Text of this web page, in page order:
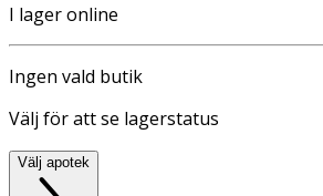
I lager online
Ingen vald butik
Välj för att se lagerstatus
Välj apotek